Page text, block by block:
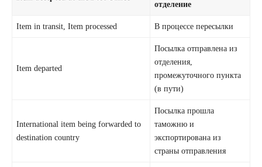
отделение
Item in transit, Item processed В процессе пересылки
Item departed
Посылка отправлена из
отделения,
промежуточного пункта
(в пути)
International item being forwarded to
destination country
Посылка прошла
таможню и
экспортирована из
страны отправления